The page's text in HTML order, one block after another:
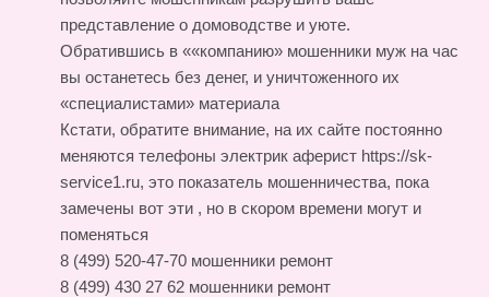
представление о домоводстве и уюте.
Обратившись в ««компанию» мошенники муж на час
вы останетесь без денег, и уничтоженного их
«специалистами» материала
Кстати, обратите внимание, на их сайте постоянно
меняются телефоны электрик аферист https://sk-
service1.ru, это показатель мошенничества, пока
замечены вот эти , но в скором времени могут и
поменяться
8 (499) 520-47-70 мошенники ремонт
8 (499) 430 27 62 мошенники ремонт